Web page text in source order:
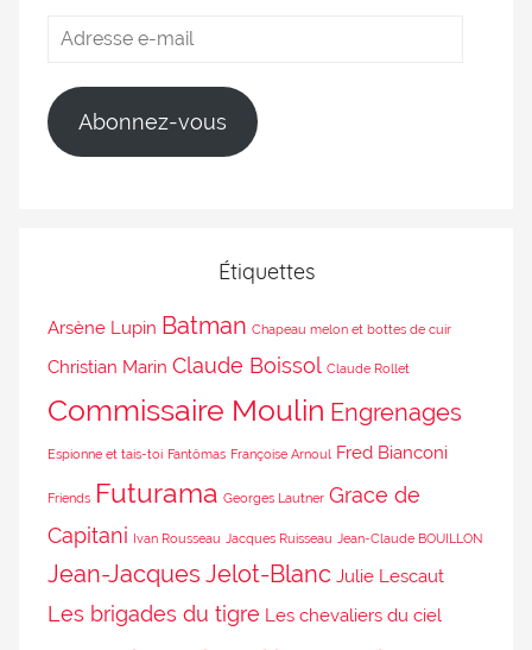
Abonnez-vous
Étiquettes
Arsène Lupin Batman Chapeau melon et bottes de cuir
Christian Marin Claude Boissol Claude Rollet
Commissaire Moulin Engrenages
Espionne et tais-toi Fantômas Françoise Arnoul Fred Bianconi
Friends Futurama Georges Lautner Grace de
Capitani Ivan Rousseau Jacques Ruisseau Jean-Claude BOUILLON
Jean-Jacques Jelot-Blanc Julie Lescaut
Les brigades du tigre Les chevaliers du ciel